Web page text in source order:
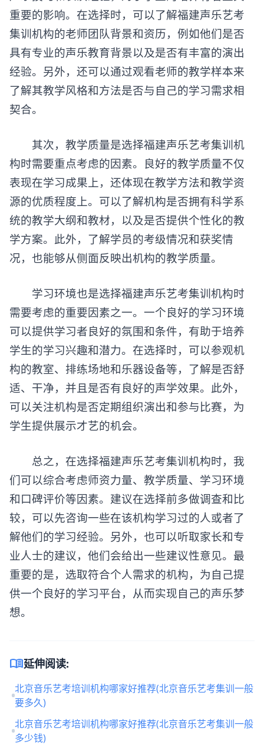
重要的影响。在选择时，可以了解福建声乐艺考
集训机构的老师团队背景和资历，例如他们是否
具有专业的声乐教育背景以及是否有丰富的演出
经验。另外，还可以通过观看老师的教学样本来
了解其教学风格和方法是否与自己的学习需求相
契合。
其次，教学质量是选择福建声乐艺考集训机
构时需要重点考虑的因素。良好的教学质量不仅
表现在学习成果上，还体现在教学方法和教学资
源的优质程度上。可以了解机构是否拥有科学系
统的教学大纲和教材，以及是否提供个性化的教
学方案。此外，了解学员的考级情况和获奖情
况，也能够从侧面反映出机构的教学质量。
学习环境也是选择福建声乐艺考集训机构时
需要考虑的重要因素之一。一个良好的学习环境
可以提供学习者良好的氛围和条件，有助于培养
学生的学习兴趣和潜力。在选择时，可以参观机
构的教室、排练场地和乐器设备等，了解是否舒
适、干净，并且是否有良好的声学效果。此外，
可以关注机构是否定期组织演出和参与比赛，为
学生提供展示才艺的机会。
总之，在选择福建声乐艺考集训机构时，我
们可以综合考虑师资力量、教学质量、学习环境
和口碑评价等因素。建议在选择前多做调查和比
较，可以先咨询一些在该机构学习过的人或者了
解他们的学习经验。另外，也可以听取家长和专
业人士的建议，他们会给出一些建议性意见。最
重要的是，选取符合个人需求的机构，为自己提
供一个良好的学习平台，从而实现自己的声乐梦
想。
menu_book延伸阅读:
北京音乐艺考培训机构哪家好推荐(北京音乐艺考集训一般
要多久)
北京音乐艺考培训机构哪家好推荐(北京音乐艺考集训一般
多少钱)